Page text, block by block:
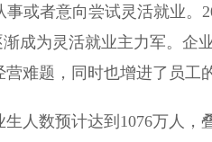
事或者意向尝试灵活就业
成为灵活就业主力军。企
难题，同时也增进了员工
数预计达到1076万人，